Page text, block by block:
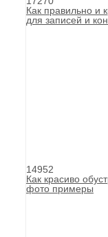
Как правильно и
для записей и
14952
Как красиво
фото примеры